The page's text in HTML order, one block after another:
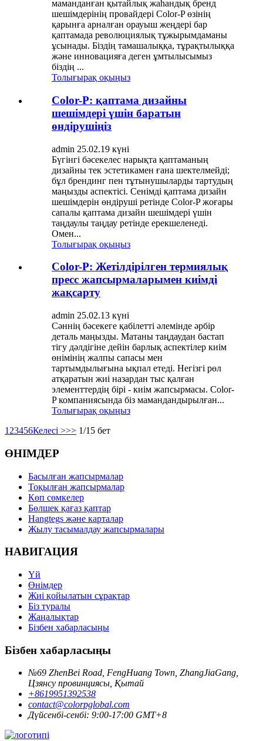
маманданған қытайлық жаһандық бренд
шешімдерінің провайдері Color-P өзінің
қарынға арналған орауыш жеңдері бар
қаптамада революциялық тұжырымдаманы
ұсынады. Біздің тамашалыққа, тұрақтылыққа
және инновацияға деген ұмтылысымыз
біздің ...
Толығырақ оқыңыз
Color-P: қаптама дизайны
шешімдері үшін баратын
өндірушіңіз
admin 25.02.19 күні
Бүгінгі бәсекелес нарықта қаптаманың
дизайны тек эстетикамен ғана шектелмейді;
бұл брендинг пен тұтынушыларды тартудың
маңызды аспектісі. Сенімді қаптама дизайн
шешімдерін өндіруші ретінде Color-P жоғары
сапалы қаптама дизайн шешімдері үшін
таңдаулы таңдау ретінде ерекшеленеді.
Омен...
Толығырақ оқыңыз
Color-P: Жетілдірілген термиялық
пресс жапсырмаларымен киімді
жақсарту
admin 25.02.13 күні
Сәннің бәсекеге қабілетті әлемінде әрбір
деталь маңызды. Матаны таңдаудан бастап
тігу дәлдігіне дейін барлық аспектілер киім
өнімінің жалпы сапасы мен
тартымдылығына ықпал етеді. Негізгі рөл
атқаратын жиі назардан тыс қалған
элементтердің бірі - киім жапсырмасы. Color-
P компаниясында біз мамандандырылған...
Толығырақ оқыңыз
1 23456Келесі >>> 1/15 бет
ӨНІМДЕР
Басылған жапсырмалар
Тоқылған жапсырмалар
Көп сөмкелер
Бөлшек қағаз қаптар
Hangtegs және карталар
Жылу тасымалдау жапсырмалары
НАВИГАЦИЯ
Үй
Өнімдер
Жиі қойылатын сұрақтар
Біз туралы
Жаңалықтар
Бізбен хабарласыңы
Бізбен хабарласыңы
№69 ZhenBei Road, FengHuang Town, ZhangJiaGang,
Цзянсу провинциясы, Қытай
+8619951392538
contact@colorpglobal.com
Дүйсенбі-сенбі: 9:00-17:00 GMT+8